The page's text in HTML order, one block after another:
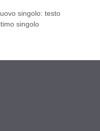
singolo: testo
singolo